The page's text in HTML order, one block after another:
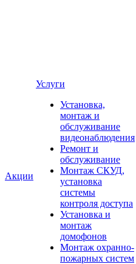
Акции
Услуги
Установка,
монтаж и
обслуживание
видеонаблюдения
Ремонт и
обслуживание
Монтаж СКУД,
установка
системы
контроля доступа
Установка и
монтаж
домофонов
Монтаж охранно-
пожарных систем